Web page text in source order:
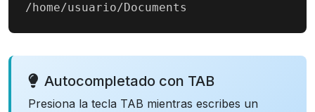
/home/usuario/Documents
Autocompletado con TAB
Presiona la tecla TAB mientras escribes un